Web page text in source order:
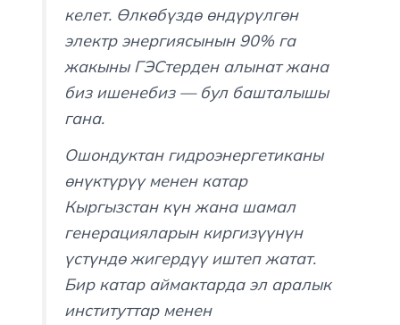
келет. Өлкөбүздө өндүрүлгөн
электр энергиясынын 90% га
жакыны ГЭСтерден алынат жана
биз ишенебиз — бул башталышы
гана.
Ошондуктан гидроэнергетиканы
өнүктүрүү менен катар
Кыргызстан күн жана шамал
генерацияларын киргизүүнүн
үстүндө жигердүү иштеп жатат.
Бир катар аймактарда эл аралык
институттар менен